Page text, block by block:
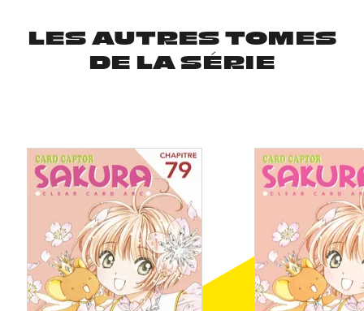
LES AUTRES TOMES
DE LA SÉRIE